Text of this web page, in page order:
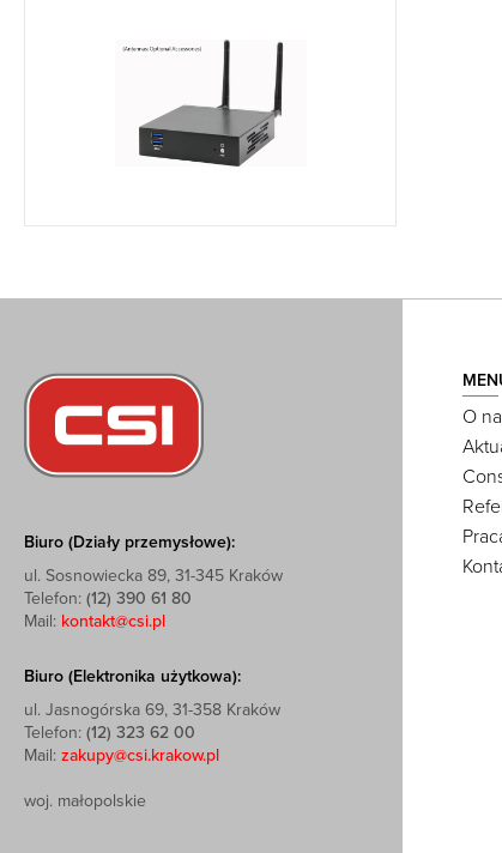
Biuro (Działy przemysłowe):
ul. Sosnowiecka 89, 31-345 Kraków
Telefon: (12) 390 61 80
Mail: kontakt@csi.pl
Biuro (Elektronika użytkowa):
ul. Jasnogórska 69, 31-358 Kraków
Telefon: (12) 323 62 00
Mail: zakupy@csi.krakow.pl
woj. małopolskie
O